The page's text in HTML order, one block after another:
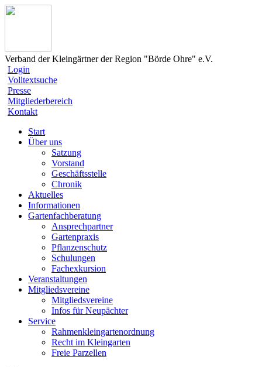
Verband der Kleingärtner der Region "Börde Ohre" e.V.
Login
Volltextsuche
Presse
Mitgliederbereich
Kontakt
Start
Über uns
Satzung
Vorstand
Geschäftsstelle
Chronik
Aktuelles
Informationen
Gartenfachberatung
Ansprechpartner
Gartenpraxis
Pflanzenschutz
Schulungen
Fachexkursion
Veranstaltungen
Mitgliedsvereine
Mitgliedsvereine
Infos für Neupächter
Service
Rahmenkleingartenordnung
Recht im Kleingarten
Freie Parzellen